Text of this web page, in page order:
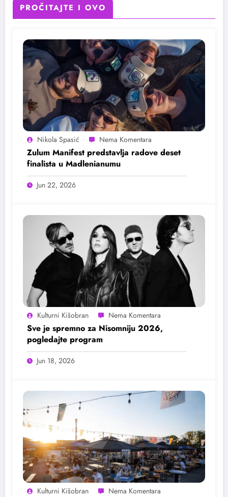
PROČITAJTE I OVO
Nikola Spasić
Zulum Manifest predstavlja radove deset
finalista u Madlenianumu
Jun 22, 2026
Kulturni Kišobran
Sve je spremno za Nisomniju 2026,
pogledajte program
Jun 18, 2026
Kulturni Kišobran